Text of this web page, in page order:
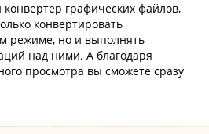
графических файлов,
конвертировать
режиме, но и выполнять
над ними. А благодаря
просмотра вы сможете сразу